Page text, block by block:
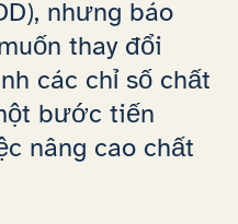
nhưng báo
thay đổi
các chỉ số chất
bước tiến
nâng cao chất